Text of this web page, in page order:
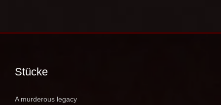
Stücke
A murderous legacy